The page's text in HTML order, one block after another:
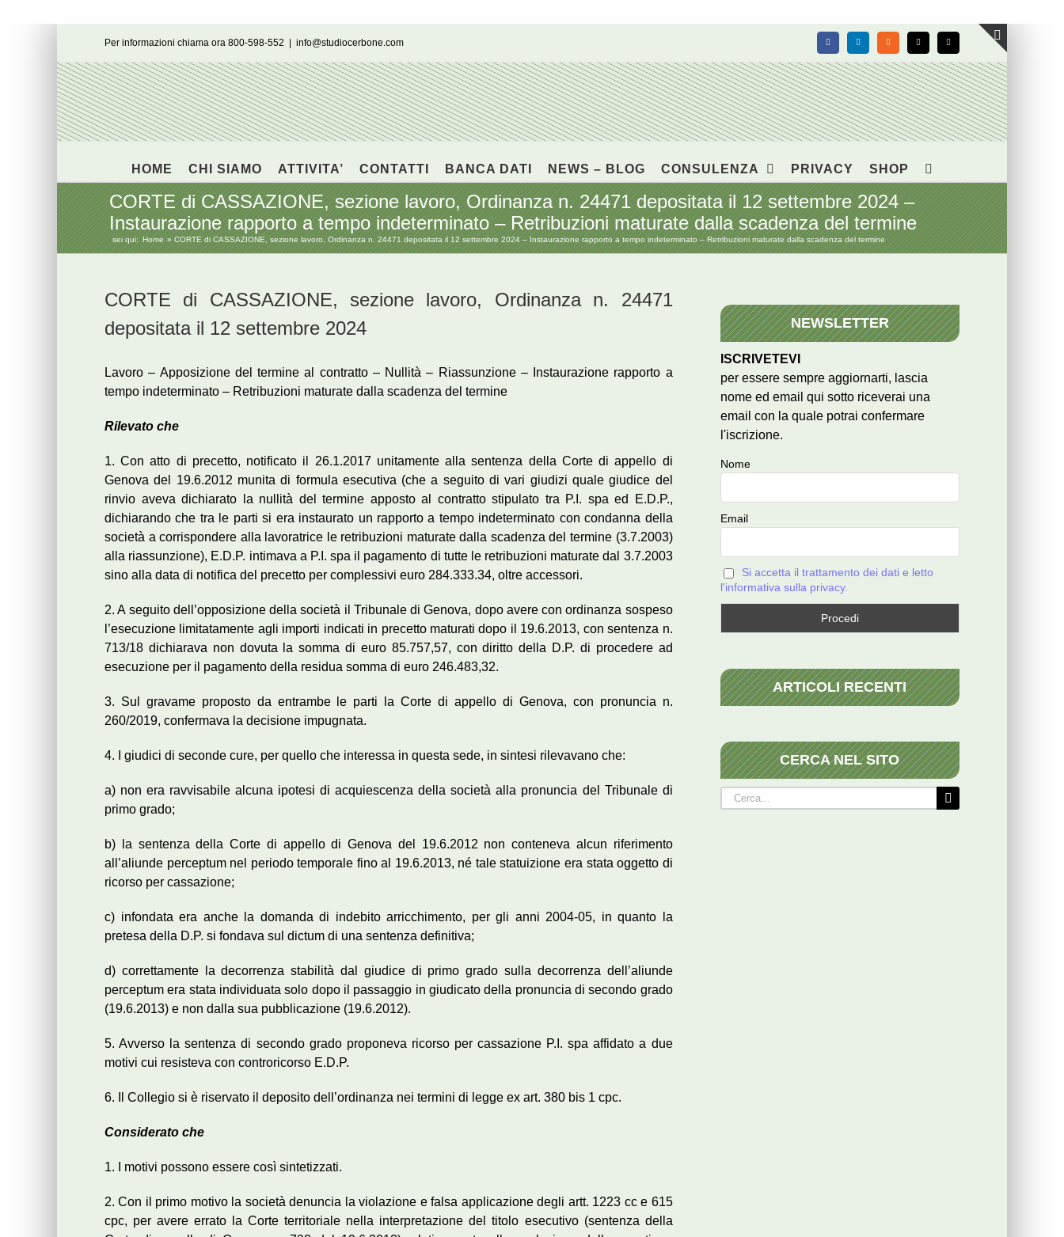
Per informazioni chiama ora 800-598-552 info@studiocerbone.com FacebookLinkedIn Rss X Email
HOME CHI SIAMO ATTIVITA’ CONTATTI BANCA DATI NEWS – BLOG CONSULENZA PRIVACY SHOP
CORTE di CASSAZIONE, sezione lavoro, Ordinanza n. 24471 depositata il 12 settembre 2024 –
Instaurazione rapporto a tempo indeterminato – Retribuzioni maturate dalla scadenza del termine
sei qui: Home CORTE di CASSAZIONE, sezione lavoro, Ordinanza n. 24471 depositata il 12 settembre 2024 – Instaurazione rapporto a tempo indeterminato – Retribuzioni maturate dalla scadenza del termine
CORTE di CASSAZIONE, sezione lavoro, Ordinanza n. 24471
depositata il 12 settembre 2024
Lavoro – Apposizione del termine al contratto – Nullità – Riassunzione – Instaurazione rapporto a
tempo indeterminato – Retribuzioni maturate dalla scadenza del termine
Rilevato che
1. Con atto di precetto, notificato il 26.1.2017 unitamente alla sentenza della Corte di appello di
Genova del 19.6.2012 munita di formula esecutiva (che a seguito di vari giudizi quale giudice del
rinvio aveva dichiarato la nullità del termine apposto al contratto stipulato tra P.I. spa ed E.D.P.,
dichiarando che tra le parti si era instaurato un rapporto a tempo indeterminato con condanna della
società a corrispondere alla lavoratrice le retribuzioni maturate dalla scadenza del termine (3.7.2003)
alla riassunzione), E.D.P. intimava a P.I. spa il pagamento di tutte le retribuzioni maturate dal 3.7.2003
sino alla data di notifica del precetto per complessivi euro 284.333.34, oltre accessori.
2. A seguito dell’opposizione della società il Tribunale di Genova, dopo avere con ordinanza sospeso
l’esecuzione limitatamente agli importi indicati in precetto maturati dopo il 19.6.2013, con sentenza n.
713/18 dichiarava non dovuta la somma di euro 85.757,57, con diritto della D.P. di procedere ad
esecuzione per il pagamento della residua somma di euro 246.483,32.
3. Sul gravame proposto da entrambe le parti la Corte di appello di Genova, con pronuncia n.
260/2019, confermava la decisione impugnata.
4. I giudici di seconde cure, per quello che interessa in questa sede, in sintesi rilevavano che:
a) non era ravvisabile alcuna ipotesi di acquiescenza della società alla pronuncia del Tribunale di
primo grado;
b) la sentenza della Corte di appello di Genova del 19.6.2012 non conteneva alcun riferimento
all’aliunde perceptum nel periodo temporale fino al 19.6.2013, né tale statuizione era stata oggetto di
ricorso per cassazione;
c) infondata era anche la domanda di indebito arricchimento, per gli anni 2004-05, in quanto la
pretesa della D.P. si fondava sul dictum di una sentenza definitiva;
d) correttamente la decorrenza stabilità dal giudice di primo grado sulla decorrenza dell’aliunde
perceptum era stata individuata solo dopo il passaggio in giudicato della pronuncia di secondo grado
(19.6.2013) e non dalla sua pubblicazione (19.6.2012).
5. Avverso la sentenza di secondo grado proponeva ricorso per cassazione P.I. spa affidato a due
motivi cui resisteva con controricorso E.D.P.
6. Il Collegio si è riservato il deposito dell’ordinanza nei termini di legge ex art. 380 bis 1 cpc.
Considerato che
1. I motivi possono essere così sintetizzati.
2. Con il primo motivo la società denuncia la violazione e falsa applicazione degli artt. 1223 cc e 615
cpc, per avere errato la Corte territoriale nella interpretazione del titolo esecutivo (sentenza della
NEWSLETTER
ISCRIVETEVI
per essere sempre aggiornarti, lascia
nome ed email qui sotto riceverai una
email con la quale potrai confermare
l'iscrizione.
Nome
Email
Si accetta il trattamento dei dati e letto
l'informativa sulla privacy.
ARTICOLI RECENTI
CERCA NEL SITO
Cerca
per:
Toggle
area
barra
scorrevole